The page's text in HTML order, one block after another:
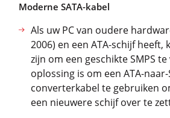
Moderne SATA-kabel
Als uw PC van oudere
2006) en een ATA-schijf heeft,
zijn om een geschikte SMPS
oplossing is om een ATA-naar-
converterkabel te gebruiken
een nieuwere schijf over te